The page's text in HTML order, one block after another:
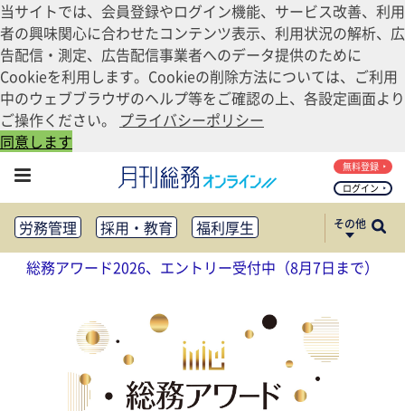
当サイトでは、会員登録やログイン機能、サービス改善、利用
者の興味関心に合わせたコンテンツ表示、利用状況の解析、広
告配信・測定、広告配信事業者へのデータ提供のために
Cookieを利用します。Cookieの削除方法については、ご利用
中のウェブブラウザのヘルプ等をご確認の上、各設定画面より
ご操作ください。 プライバシーポリシー
同意します
ログイン
無料登録
労務管理 採用・教育
福利厚生
健康経営
働き方改革
法務・コンプライアンス
リスクマネジメント・BCP
社外・社内広報
社外・社内コミュニケーション活性化
FM・オフィス移転
CSR・SDGs
テクノロジー活用・DX
その他
総務アワード2026、エントリー受付中（8月7日まで）